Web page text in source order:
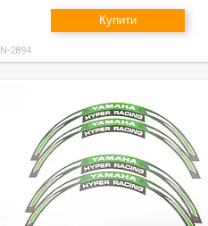
Купити
N-2894